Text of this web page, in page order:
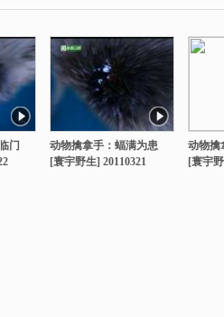
门
动物擒拿手：蝠满为患
[寰宇野生] 20110321
动物擒
[寰宇